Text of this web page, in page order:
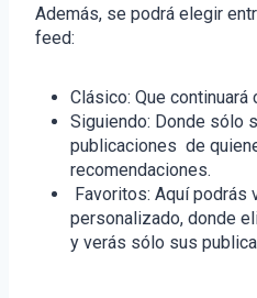
Además, se podrá elegir
feed:
Clásico: Que continuará
Siguiendo: Donde sólo
publicaciones de
recomendaciones.
Favoritos: Aquí podrás
personalizado, donde
y verás sólo sus